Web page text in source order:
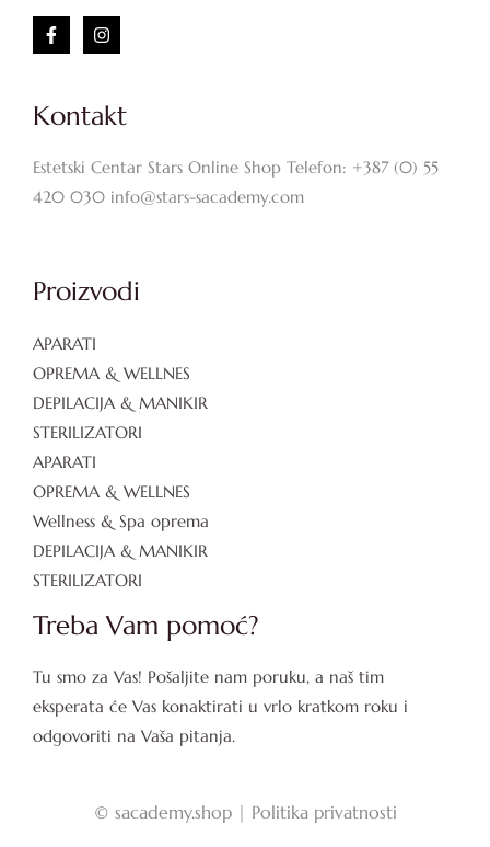
Kontakt
Estetski Centar Stars Online Shop Telefon: +387 (0) 55
420 030 info@stars-sacademy.com
Proizvodi
APARATI
OPREMA & WELLNES
DEPILACIJA & MANIKIR
STERILIZATORI
APARATI
OPREMA & WELLNES
Wellness & Spa oprema
DEPILACIJA & MANIKIR
STERILIZATORI
Treba Vam pomoć?
Tu smo za Vas! Pošaljite nam poruku, a naš tim
eksperata će Vas konaktirati u vrlo kratkom roku i
odgovoriti na Vaša pitanja.
© sacademy.shop | Politika privatnosti